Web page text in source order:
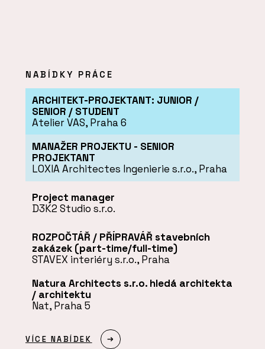
NABÍDKY PRÁCE
ARCHITEKT-PROJEKTANT: JUNIOR /
SENIOR / STUDENT
Atelier VAS, Praha 6
MANAŽER PROJEKTU - SENIOR
PROJEKTANT
LOXIA Architectes Ingenierie s.r.o., Praha
Project manager
D3K2 Studio s.r.o.
ROZPOČTÁŘ / PŘÍPRAVÁŘ stavebních
zakázek (part-time/full-time)
STAVEX interiéry s.r.o., Praha
Natura Architects s.r.o. hledá architekta
/ architektu
Nat, Praha 5
VÍCE NABÍDEK